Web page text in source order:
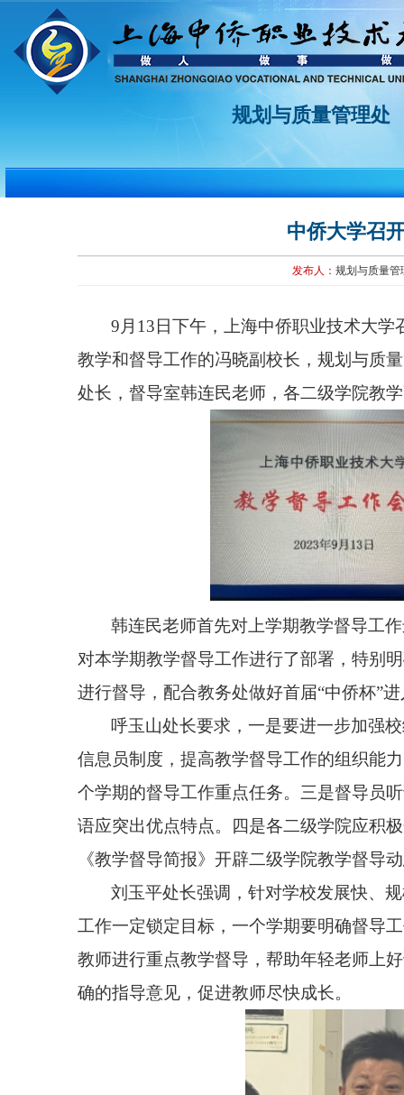
规划与质量管理处
中侨大学召
发布人： 规划与质量
9月13日下午，上海中侨职业技术大
教学和督导工作的冯晓副 校长，规划与质
处长， 督导室韩连民老师，各二级学院教
韩连民老师首先对 上学期教学督导工作
对本学期教学督导工作进行了部署 ，特别
进行督导，配合教务处做好首届“中侨杯”
呼玉山处长要求，一是要进一步加强
信息员制度，提高教学督导工作的组织能
个学期的督导工作重点任务。三是督导员
语应突出优点特点。
四是各二级学院应积
《教学督导简报》开辟二级学院教学督导
刘玉平处长强调，针对学校发展快、
工作一定锁定目标，一个学期要明确督导
教师进行重点教学督导，帮助年轻老师上
确的指导意见，促进教师尽快成长。